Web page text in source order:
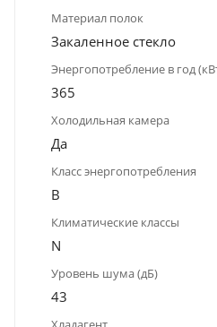
Материал полок
Закаленное стекло
Энергопотребление в год
365
Холодильная камера
Да
Класс энергопотребления
B
Климатические классы
N
Уровень шума (дБ)
43